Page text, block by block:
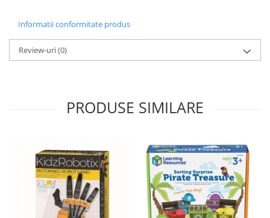
Informatii conformitate produs
Review-uri(0)
PRODUSE SIMILARE